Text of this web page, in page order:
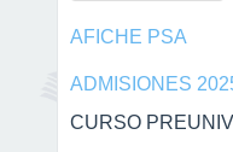
AFICHE PSA
ADMISIONES
CURSO